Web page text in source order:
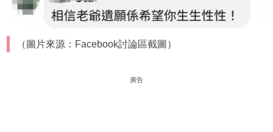
（圖片來源：Facebook討論區截圖）
廣告